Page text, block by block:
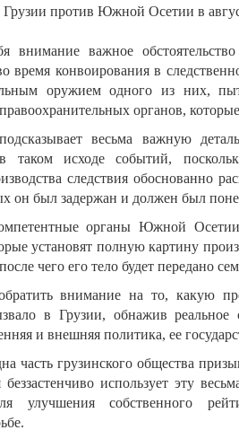
Грузии против Южной Осетии в
внимание важное
время конвоирования в
оружием одного из них,
органов,
весьма важную
в таком исходе событий,
следствия обоснованно
он был задержан и должен был
органы Южной
установят полную картину
чего его тело будет передано
внимание на то, какую
в Грузии, обнажив реальное
и внешняя политика, ее
часть грузинского общества
использует эту
улучшения собственного